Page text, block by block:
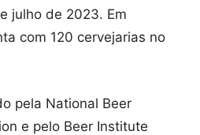
julho de 2023. Em
com 120 cervejarias no
pela National Beer
e pelo Beer Institute